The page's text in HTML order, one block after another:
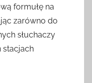
formułę na
zarówno do
słuchaczy
stacjach